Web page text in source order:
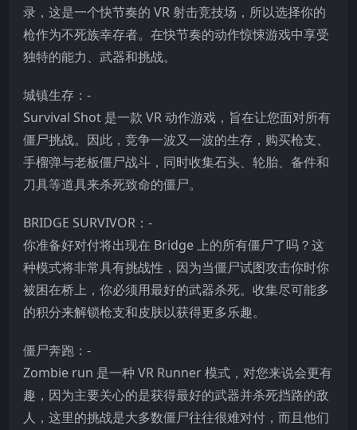
录，这是一个快节奏的 VR 射击竞技场，所以选择你的
枪作为不死族幸存者。在快节奏的动作惊悚游戏中享受
独特的能力、武器和挑战。
城镇生存：-
Survival Shot 是一款 VR 动作游戏，旨在让您面对所有
僵尸挑战。因此，竞争一波又一波的生存，购买枪支、
手榴弹与老板僵尸战斗，同时收集石头、轮胎、备件和
刀具等道具来杀死致命的僵尸。
BRIDGE SURVIVOR：-
你准备好对付将出现在 Bridge 上的所有僵尸了吗？这
种模式将非常具有挑战性，因为当僵尸试图攻击你时你
被困在桥上，你必须用最好的武器杀死。收集尽可能多
的积分来解锁枪支和皮肤以获得更多乐趣。
僵尸奔跑：-
Zombie run 是一种 VR Runner 模式，对您来说会更有
趣，因为主要关心的是获得最好的武器并杀死挡路的敌
人，这里的挑战是大多数僵尸往往很难对付，而且他们